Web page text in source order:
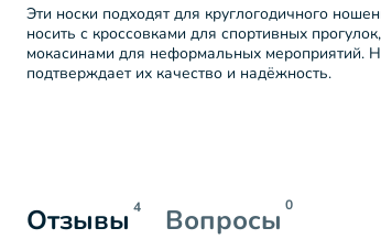
Эти носки подходят для круглогодичного
носить с кроссовками для спортивных
мокасинами для неформальных мероприятий.
подтверждает их качество и надёжность.
Отзывы 4 Вопросы 0